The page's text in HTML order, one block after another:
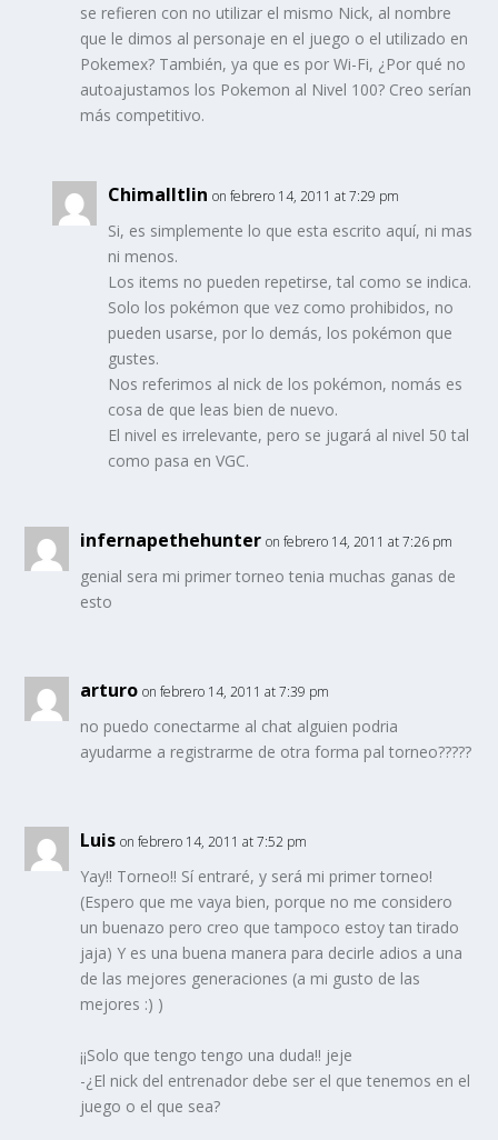
se refieren con no utilizar el mismo Nick, al nombre
que le dimos al personaje en el juego o el utilizado en
Pokemex? También, ya que es por Wi-Fi, ¿Por qué no
autoajustamos los Pokemon al Nivel 100? Creo serían
más competitivo.
Chimalltlin on febrero 14, 2011 at 7:29 pm
Si, es simplemente lo que esta escrito aquí, ni mas
ni menos.
Los items no pueden repetirse, tal como se indica.
Solo los pokémon que vez como prohibidos, no
pueden usarse, por lo demás, los pokémon que
gustes.
Nos referimos al nick de los pokémon, nomás es
cosa de que leas bien de nuevo.
El nivel es irrelevante, pero se jugará al nivel 50 tal
como pasa en VGC.
infernapethehunter on febrero 14, 2011 at 7:26 pm
genial sera mi primer torneo tenia muchas ganas de
esto
arturo on febrero 14, 2011 at 7:39 pm
no puedo conectarme al chat alguien podria
ayudarme a registrarme de otra forma pal torneo?????
Luis on febrero 14, 2011 at 7:52 pm
Yay!! Torneo!! Sí entraré, y será mi primer torneo!
(Espero que me vaya bien, porque no me considero
un buenazo pero creo que tampoco estoy tan tirado
jaja) Y es una buena manera para decirle adios a una
de las mejores generaciones (a mi gusto de las
mejores :) )
¡¡Solo que tengo tengo una duda!! jeje
-¿El nick del entrenador debe ser el que tenemos en el
juego o el que sea?